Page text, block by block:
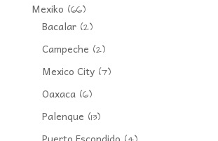
Mexiko (66)
Bacalar(2)
Campeche (2)
Mexico City(7)
Oaxaca(6)
Palenque (13)